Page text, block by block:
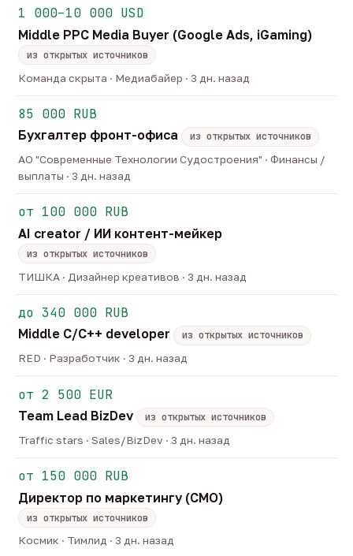
1 000–10 000 USD
Middle PPC Media Buyer (Google Ads, iGaming)
из открытых источников
Команда скрыта · Медиабайер · 3 дн. назад
85 000 RUB
Бухгалтер фронт-офиса
из открытых источников
АО "Современные Технологии Судостроения" · Финансы /
выплаты · 3 дн. назад
от 100 000 RUB
AI creator / ИИ контент-мейкер
из открытых источников
ТИШКА · Дизайнер креативов · 3 дн. назад
до 340 000 RUB
Middle C/C++ developer
из открытых источников
RED · Разработчик · 3 дн. назад
от 2 500 EUR
Team Lead BizDev
из открытых источников
Traffic stars · Sales/BizDev · 3 дн. назад
от 150 000 RUB
Директор по маркетингу (CMO)
из открытых источников
Космик · Тимлид · 3 дн. назад